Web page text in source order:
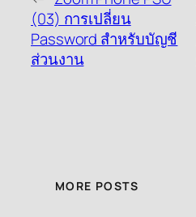
(03) การเปลี่ยน
Password สำหรับบัญชี
ส่วนงาน
MORE POSTS